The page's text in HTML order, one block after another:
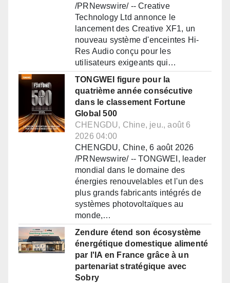
/PRNewswire/ -- Creative
Technology Ltd annonce le
lancement des Creative XF1, un
nouveau système d'enceintes Hi-
Res Audio conçu pour les
utilisateurs exigeants qui…
TONGWEI figure pour la
quatrième année consécutive
dans le classement Fortune
Global 500
CHENGDU, Chine, jeu., août 6
2026 04:00
CHENGDU, Chine, 6 août 2026
/PRNewswire/ -- TONGWEI, leader
mondial dans le domaine des
énergies renouvelables et l'un des
plus grands fabricants intégrés de
systèmes photovoltaïques au
monde,…
Zendure étend son écosystème
énergétique domestique alimenté
par l'IA en France grâce à un
partenariat stratégique avec
Sobry